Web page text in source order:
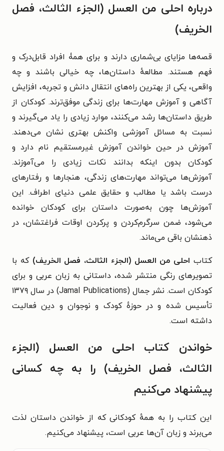
درباره احلی من العسل (الجزء الثالث، فصل
الخریف)
قصه‌ها مزایای بی‌شماری دارند و برای همۀ افراد قابل‌درک و
فهم هستند. مطالعهٔ داستان‌ها، چه خیالی باشند و چه
واقعی، یکی از بهترین راه‌های انتقال دانش و تجربه، افزایش
آگاهی و آموزش مهارت‌ها برای زندگی موفق‌ترند. کودکان از
طریق داستان‌ها رشد می‌کنند، موارد زیادی را یاد می‌گیرند و
نسبت به مسائل آموزشی واکنش بهتری نشان می‌دهند.
آموزش در حین خواندن آموزش غیرمستقیم نام دارد و
کودکان بدون اینکه بدانند نکات زیادی را می‌آموزند.
آموزش‌ها می‌تواند مهارت‌های زندگی، هنجارها و رفتارهای
درست باشد یا مطالب و حقایق علمی دنیای اطراف. این
آموزش‌ها چون به‌صورت داستان برای کودکان خوانده
می‌شود، ضمن سرگرم‌کردن و پرکردن اوقات فراغتشان، در
ذهنشان باقی می‌ماند.
کتاب احلی من العسل (الجزء الثالث، فصل الخریف) که با
تصویرهای رنگی منتشر شده، داستانی به زبان عربی و برای
کودکان است. نشر جمال (Jamal Publications) در سال ۱۳۷۹
تأسیس شده و در حوزهٔ کودک و نوجوان و دین فعالیت
داشته است.
خواندن کتاب احلی من العسل (الجزء
الثالث، فصل الخریف) را به چه کسانی
پیشنهاد می‌کنیم
این کتاب را به همهٔ کودکانی که از خواندن داستان لذت
می‌برند و زبان آن‌ها عربی است، پیشنهاد می‌کنیم.